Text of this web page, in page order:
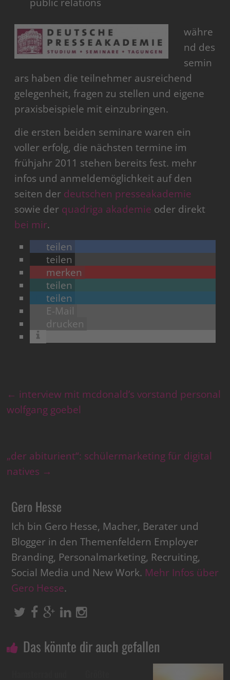
währe
nd des
semin
ars haben die teilnehmer ausreichend
gelegenheit, fragen zu stellen und eigene
praxisbeispiele mit einzubringen.
die ersten beiden seminare waren ein
voller erfolg, die nächsten termine im
frühjahr 2011 stehen bereits fest. mehr
infos und anmeldemöglichkeit auf den
seiten der deutschen presseakademie
sowie der quadriga akademie oder direkt
bei mir.
teilen
teilen
merken
teilen
teilen
E-Mail
drucken
← interview mit mcdonald’s vorstand personal
wolfgang goebel
„der abiturient“: schülermarketing für digital
natives →
Gero Hesse
Ich bin Gero Hesse, Macher, Berater und
Blogger in den Themenfeldern Employer
Branding, Personalmarketing, Recruiting,
Social Media und New Work. Mehr Infos über
Gero Hesse.
Das könnte dir auch gefallen